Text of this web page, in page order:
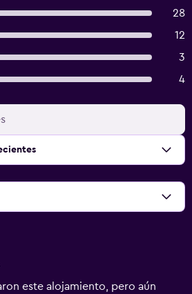
28
12
3
4
este alojamiento, pero aún